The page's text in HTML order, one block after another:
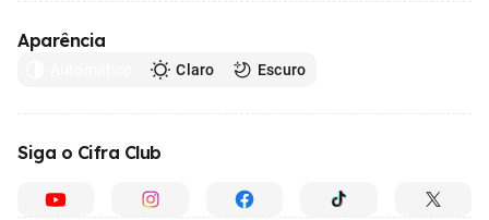
Aparência
Claro Escuro
Siga o Cifra Club